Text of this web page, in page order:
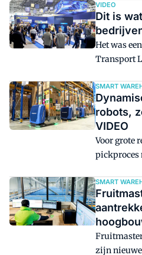
Het
slimme
overblijft
Logistiek
Dobbe
je geen
VIDEO
Dit is
Het was
Transport
maar ook
uitdagingen
AI? Een
vrouwen
SMART
robots,
VIDEO
Voor grote
pickproces
Lowpad
gevonden
testen in
voor Albert
waaronder
SMART
zijn